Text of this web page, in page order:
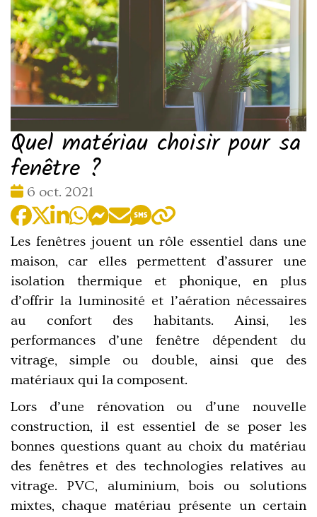
Quel matériau choisir pour sa
fenêtre ?
Date
:
6 oct. 2021
Les fenêtres jouent un rôle essentiel dans une
maison, car elles permettent d’assurer une
isolation thermique et phonique, en plus
d’offrir la luminosité et l’aération nécessaires
au confort des habitants. Ainsi, les
performances d’une fenêtre dépendent du
vitrage, simple ou double, ainsi que des
matériaux qui la composent.
Lors d’une rénovation ou d’une nouvelle
construction, il est essentiel de se poser les
bonnes questions quant au choix du matériau
des fenêtreset des technologies relatives au
vitrage. PVC, aluminium, bois ou solutions
mixtes, chaque matériau présente un certain